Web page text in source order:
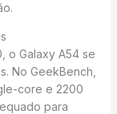
o Galaxy A54 se
No GeekBench,
core e 2200
para